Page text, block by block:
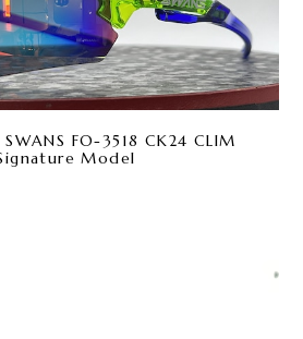
FO-3518 CK24 CLIM
Model